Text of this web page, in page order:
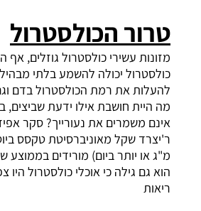
הכולסטרול
עשירי כולסטרול גוזלים, אף הם, את
יכולה להשמע בלתי מבהילה, אם
את רמת הכולסטרול בדם וגם זה לא
חושבת אילו ידעת שביצים, בשר
משמרים את נעורייך? סקר
יותר ביום) מורידים בממוצע שלוש
גילה כי אוכלי כולסטרול היו צפויים